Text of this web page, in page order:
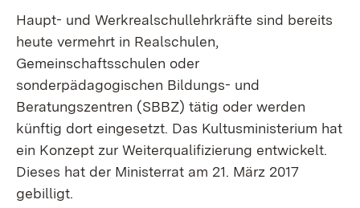
Haupt- und Werkrealschullehrkräfte sind bereits
heute vermehrt in Realschulen,
Gemeinschaftsschulen oder
sonderpädagogischen Bildungs- und
Beratungszentren (SBBZ) tätig oder werden
künftig dort eingesetzt. Das Kultusministerium hat
ein Konzept zur Weiterqualifizierung entwickelt.
Dieses hat der Ministerrat am 21. März 2017
gebilligt.